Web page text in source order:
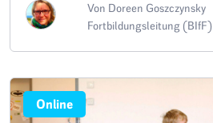
Von Doreen Goszczynsky
Fortbildungsleitung (BIfF)
Online